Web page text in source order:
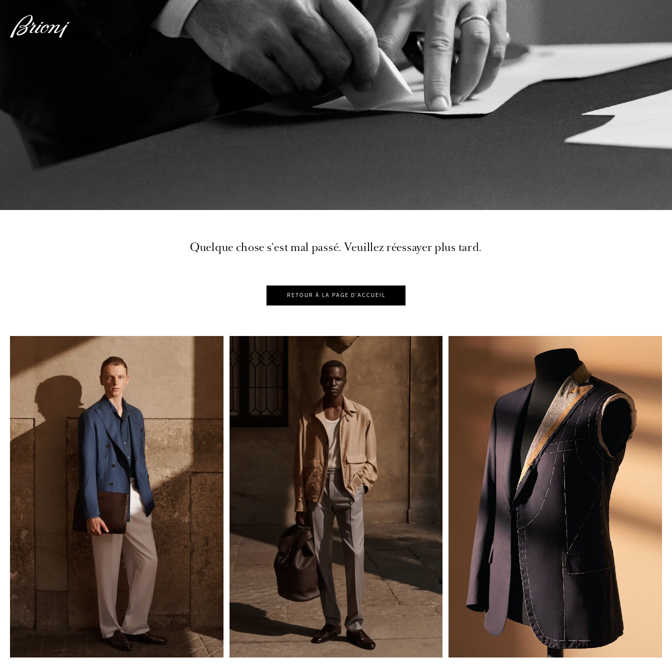
Quelque chose s'est mal passé. Veuillez réessayer plus tard.
RETOUR À LA PAGE D'ACCUEIL